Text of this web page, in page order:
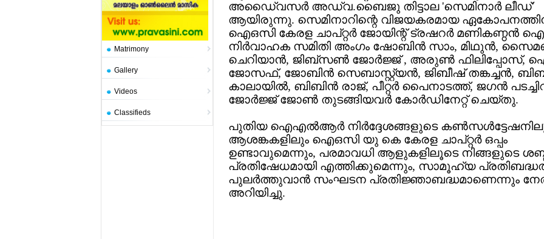
Matrimony
Gallery
Videos
Classifieds
അഡൈ്വസര്‍ അഡ്വ.ബൈജു തിട്ടാല 'സെമിനാര്‍ ലീഡ്'
ആയിരുന്നു. സെമിനാറിന്റെ വിജയകരമായ
ഐഒസി കേരള ചാപ്റ്റര്‍ ജോയിന്റ് ട്രഷറര്‍ മണികണ്ഠന്‍
നിര്‍വാഹക സമിതി അംഗം ഷോബിന്‍ സാം, മിഥുന്‍,
ചെറിയാന്‍, ജിബ്സണ്‍ ജോര്‍ജ്ജ് , അരുണ്‍ ഫിലിപ്പോസ്,
ജോസഫ്, ജോബിന്‍ സെബാസ്റ്റ്യന്‍, ജിബീഷ് തങ്കച്ചന്‍,
കാലായില്‍, ബിബിന്‍ രാജ്, പീറ്റര്‍ പൈനാടത്ത്, ജഗന്‍
ജോര്‍ജ്ജ് ജോണ്‍ തുടങ്ങിയവര്‍ കോര്‍ഡിനേറ്റ് ചെയ്തു.
പുതിയ ഐഎല്‍ആര്‍ നിര്‍ദ്ദേശങ്ങളുടെ
ആശങ്കകളിലും ഐഒസി യു കെ കേരള ചാപ്റ്റര്‍ ഒപ്പം
ഉണ്ടാവുമെന്നും, പരമാവധി ആളുകളിലൂടെ നിങ്ങളുടെ
പ്രതിഷേധമായി എത്തിക്കുമെന്നും, സാമൂഹ്യ
പുലര്‍ത്തുവാന്‍ സംഘടന പ്രതിജ്ഞാബദ്ധമാണെന്നും
അറിയിച്ചു.